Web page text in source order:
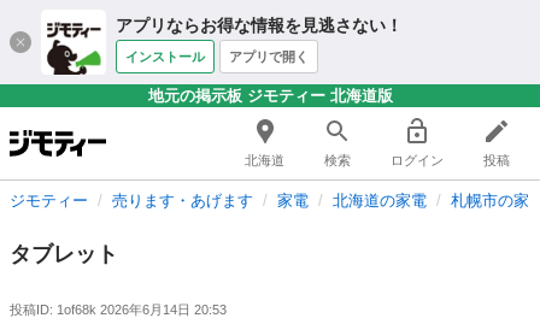
アプリならお得な情報を見逃さない！
インストール アプリで開く
地元の掲示板 ジモティー 北海道版
北海道 検索 ログイン 投稿
ジモティー 売ります・あげます 家電 北海道の家電 札幌市の家
タブレット
投稿ID: 1of68k 2026年6月14日 20:53